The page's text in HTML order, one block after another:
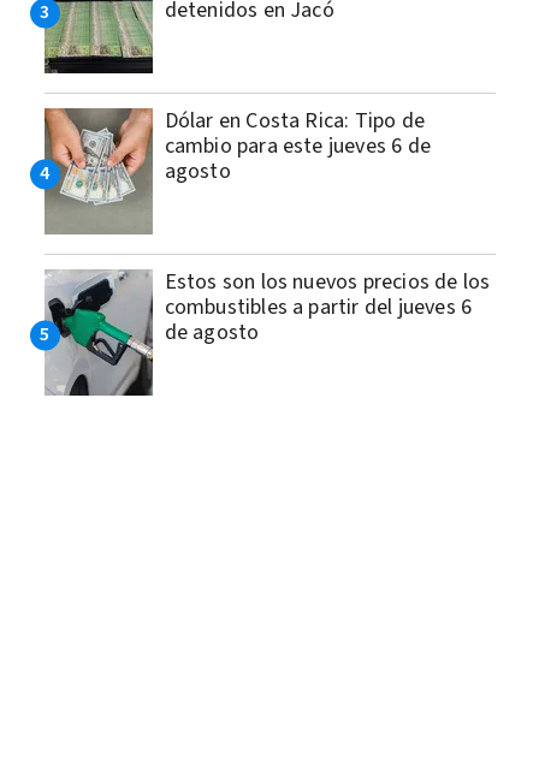
detenidos en Jacó
Dólar en Costa Rica: Tipo de
cambio para este jueves 6 de
agosto
Estos son los nuevos precios de los
combustibles a partir del jueves 6
de agosto